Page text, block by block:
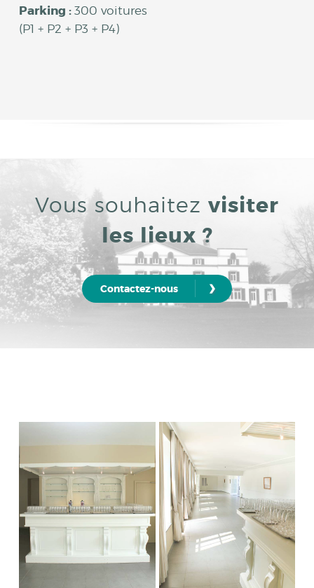
Parking : 300 voitures
(P1 + P2 + P3 + P4)
Vous souhaitez visiter
les lieux ?
Contactez-nous ›